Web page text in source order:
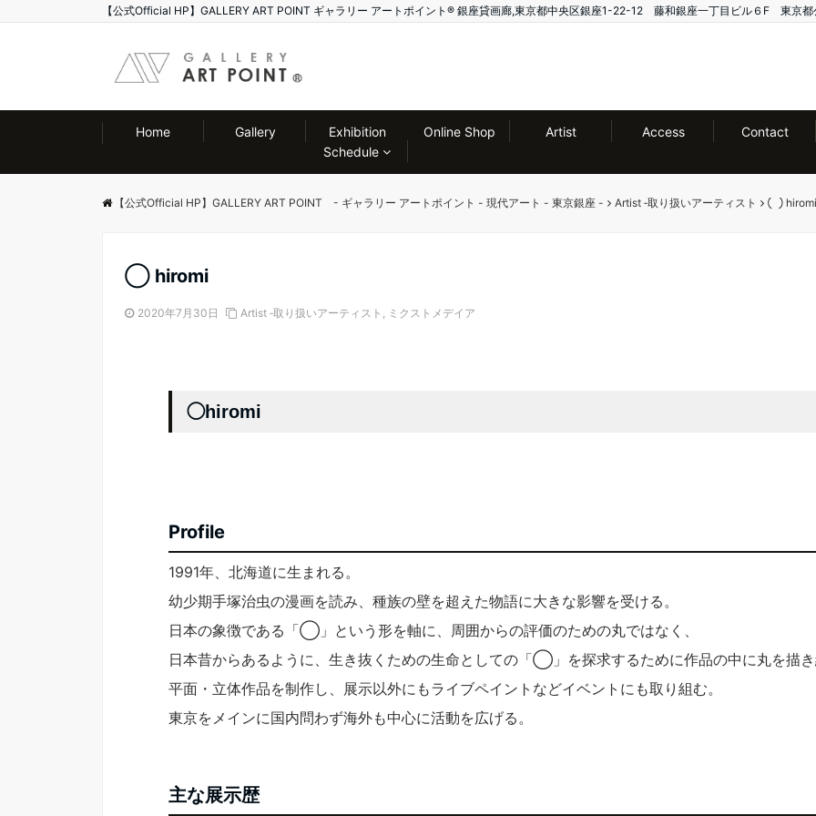
【公式Official HP】GALLERY ART POINT ギャラリー アートポイント®️ 銀座貸画廊,東京都中央区銀座1-22-12 藤和銀座一丁目ビル６F 東
Home Gallery
Exhibition
Schedule
Online Shop Artist Access Contact
【公式Official HP】GALLERY ART POINT - ギャラリー アートポイント - 現代アート - 東京銀座 - Artist ‐取り扱いアーティスト ◯ hiromi
◯ hiromi
2020年7月30日 Artist ‐取り扱いアーティスト , ミクストメデイア
◯hiromi
Profile
1991年、北海道に生まれる。
幼少期手塚治虫の漫画を読み、種族の壁を超えた物語に大きな影響を受ける。
日本の象徴である「◯」という形を軸に、周囲からの評価のための丸ではなく、
日本昔からあるように、生き抜くための生命としての「◯」を探求するために作品の中に丸を描
平面・立体作品を制作し、展示以外にもライブペイントなどイベントにも取り組む。
東京をメインに国内問わず海外も中心に活動を広げる。
主な展示歴